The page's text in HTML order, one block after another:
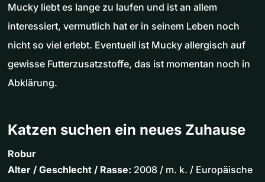
Mucky liebt es lange zu laufen und ist an allem
interessiert, vermutlich hat er in seinem Leben noch
nicht so viel erlebt. Eventuell ist Mucky allergisch auf
gewisse Futterzusatzstoffe, das ist momentan noch in
Abklärung.
Katzen suchen ein neues Zuhause
Robur
Alter / Geschlecht / Rasse: 2008 / m. k. / Europäische